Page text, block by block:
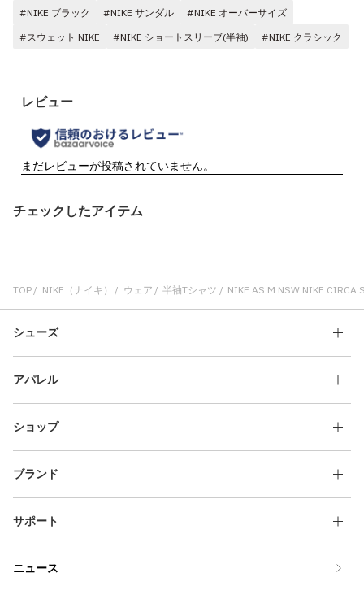
#NIKE ブラック
#NIKE サンダル
#NIKE オーバーサイズ
#スウェット NIKE
#NIKE ショートスリーブ(半袖) #NIKE クラシック
チェックしたアイテム
TOP NIKE（ナイキ） ウェア 半袖Tシャツ NIKE AS M NSW NIKE CIRCA
シューズ
アパレル
ショップ
ブランド
サポート
ニュース